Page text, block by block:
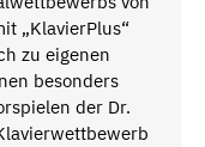
„KlavierPlus“
zu eigenen
besonders
der Dr.